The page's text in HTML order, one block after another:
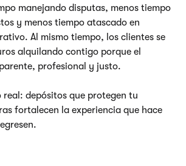
manejando disputas, menos tiempo
y menos tiempo atascado en
Al mismo tiempo, los clientes se
alquilando contigo porque el
profesional y justo.
real: depósitos que protegen tu
fortalecen la experiencia que hace